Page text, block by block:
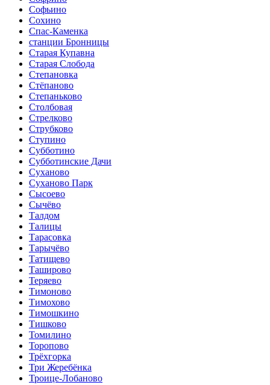
Софьино
Сохино
Спас-Каменка
станции Бронницы
Старая Купавна
Старая Слобода
Степановка
Стёпаново
Степаньково
Столбовая
Стрелково
Струбково
Ступино
Субботино
Субботинские Дачи
Суханово
Суханово Парк
Сысоево
Сычёво
Талдом
Талицы
Тарасовка
Тарычёво
Татищево
Таширово
Теряево
Тимоново
Тимохово
Тимошкино
Тишково
Томилино
Торопово
Трёхгорка
Три Жеребёнка
Троице-Лобаново